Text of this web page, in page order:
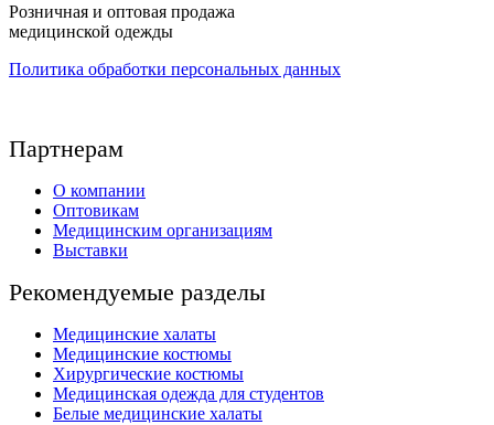
Розничная и оптовая продажа
медицинской одежды
Политика обработки персональных данных
Партнерам
О компании
Оптовикам
Медицинским организациям
Выставки
Рекомендуемые разделы
Медицинские халаты
Медицинские костюмы
Хирургические костюмы
Медицинская одежда для студентов
Белые медицинские халаты